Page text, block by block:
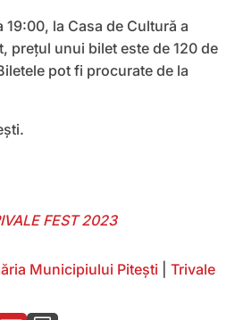
la Casa de Cultură a
prețul unui bilet este de 120 de
pot fi procurate de la
FEST 2023
Municipiului Pitești Trivale